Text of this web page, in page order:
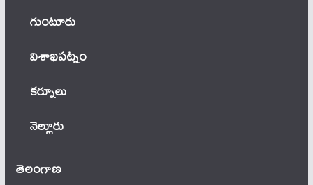
గుంటూరు
విశాఖపట్నం
కర్నూలు
నెల్లూరు
తెలంగాణ‌